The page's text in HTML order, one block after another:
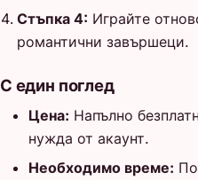
Стъпка 4: Играйте
романтични завършеци.
С един поглед
Цена: Напълно
нужда от акаунт.
Необходимо време: